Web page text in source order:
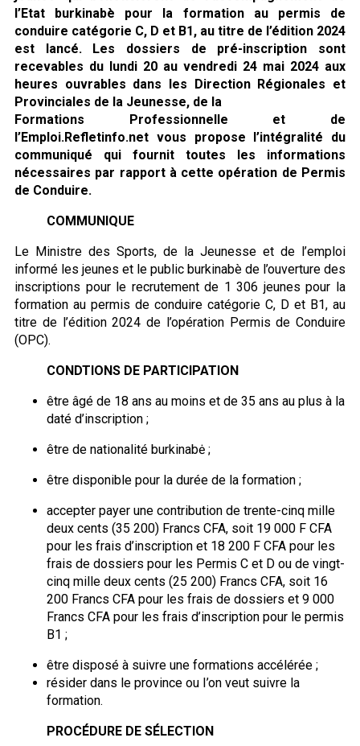
l’Etat burkinabè pour la formation au permis de
conduire catégorie C, D et B1, au titre de l’édition 2024
est lancé. Les dossiers de pré-inscription sont
recevables du lundi 20 au vendredi 24 mai 2024 aux
heures ouvrables dans les Direction Régionales et
Provinciales de la Jeunesse, de la
Formations Professionnelle et de
l’Emploi.Refletinfo.net vous propose l’intégralité du
communiqué qui fournit toutes les informations
nécessaires par rapport à cette opération de Permis
de Conduire.
COMMUNIQUE
Le Ministre des Sports, de la Jeunesse et de l’emploi
informé les jeunes et le public burkinabè de l’ouverture des
inscriptions pour le recrutement de 1 306 jeunes pour la
formation au permis de conduire catégorie C, D et B1, au
titre de l’édition 2024 de l’opération Permis de Conduire
(OPC).
CONDTIONS DE PARTICIPATION
être âgé de 18 ans au moins et de 35 ans au plus à la
daté d’inscription ;
être de nationalité burkinabė ;
être disponible pour la durée de la formation ;
accepter payer une contribution de trente-cinq mille
deux cents (35 200) Francs CFA, soit 19 000 F CFA
pour les frais d’inscription et 18 200 F CFA pour les
frais de dossiers pour les Permis C et D ou de vingt-
cinq mille deux cents (25 200) Francs CFA, soit 16
200 Francs CFA pour les frais de dossiers et 9 000
Francs CFA pour les frais d’inscription pour le permis
B1 ;
être disposé à suivre une formations accélérée ;
résider dans le province ou I’on veut suivre la
formation.
PROCÉDURE DE SÉLECTION